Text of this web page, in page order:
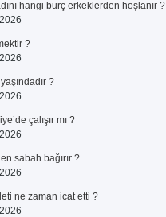
hangi burç erkeklerden hoşlanır ?
?
?
çalışır mı ?
sabah bağırır ?
ne zaman icat etti ?